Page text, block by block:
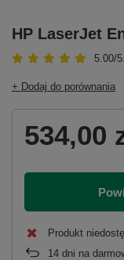
HP LaserJet
5.00/
+ Dodaj do porównania
534,00
Produkt
14 dni na